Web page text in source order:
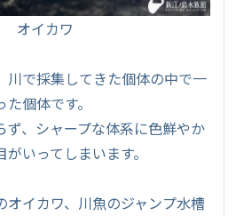
オイカワ
川で採集してきた個体の中で一
個体です。
ず、シャープな体系に色鮮やか
いってしまいます。
オイカワ、川魚のジャンプ水槽